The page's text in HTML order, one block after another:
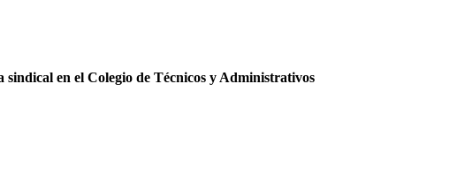
en el Colegio de Técnicos y Administrativos